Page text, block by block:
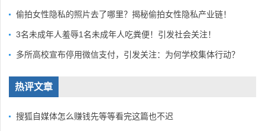
偷拍女性隐私的照片去了哪里？揭秘偷拍女性隐私产业链！
3名未成年人羞辱1名未成年人吃粪便！引发社会关注！
多所高校宣布停用微信支付，引发关注：为何学校集体行动？
热评文章
搜狐自媒体怎么赚钱先等等看完这篇也不迟